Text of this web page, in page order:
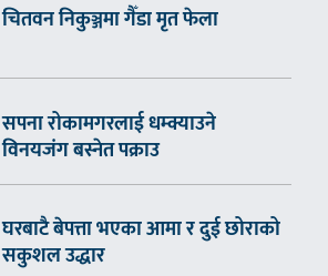
चितवन निकुञ्जमा गैँडा मृत फेला
सपना रोकामगरलाई धम्क्याउने
विनयजंग बस्नेत पक्राउ
घरबाटै बेपत्ता भएका आमा र दुई छोराको
सकुशल उद्धार